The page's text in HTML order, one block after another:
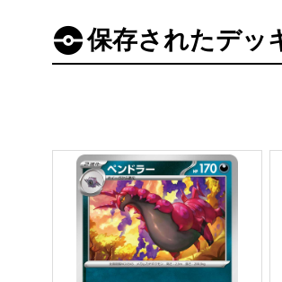
保存されたデッ